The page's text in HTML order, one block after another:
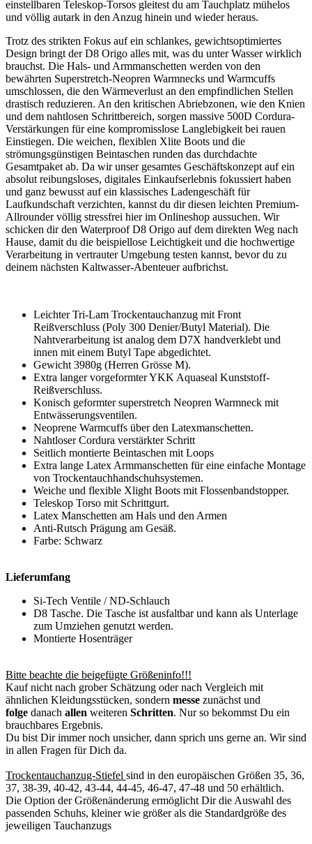
einstellbaren Teleskop-Torsos gleitest du am Tauchplatz mühelos
und völlig autark in den Anzug hinein und wieder heraus.
Trotz des strikten Fokus auf ein schlankes, gewichtsoptimiertes
Design bringt der D8 Origo alles mit, was du unter Wasser wirklich
brauchst. Die Hals- und Armmanschetten werden von den
bewährten Superstretch-Neopren Warmnecks und Warmcuffs
umschlossen, die den Wärmeverlust an den empfindlichen Stellen
drastisch reduzieren. An den kritischen Abriebzonen, wie den Knien
und dem nahtlosen Schrittbereich, sorgen massive 500D Cordura-
Verstärkungen für eine kompromisslose Langlebigkeit bei rauen
Einstiegen. Die weichen, flexiblen Xlite Boots und die
strömungsgünstigen Beintaschen runden das durchdachte
Gesamtpaket ab. Da wir unser gesamtes Geschäftskonzept auf ein
absolut reibungsloses, digitales Einkaufserlebnis fokussiert haben
und ganz bewusst auf ein klassisches Ladengeschäft für
Laufkundschaft verzichten, kannst du dir diesen leichten Premium-
Allrounder völlig stressfrei hier im Onlineshop aussuchen. Wir
schicken dir den Waterproof D8 Origo auf dem direkten Weg nach
Hause, damit du die beispiellose Leichtigkeit und die hochwertige
Verarbeitung in vertrauter Umgebung testen kannst, bevor du zu
deinem nächsten Kaltwasser-Abenteuer aufbrichst.
Leichter Tri-Lam Trockentauchanzug mit Front
Reißverschluss (Poly 300 Denier/Butyl Material). Die
Nahtverarbeitung ist analog dem D7X handverklebt und
innen mit einem Butyl Tape abgedichtet.
Gewicht 3980g (Herren Grösse M).
Extra langer vorgeformter YKK Aquaseal Kunststoff-
Reißverschluss.
Konisch geformter superstretch Neopren Warmneck mit
Entwässerungsventilen.
Neoprene Warmcuffs über den Latexmanschetten.
Nahtloser Cordura verstärkter Schritt
Seitlich montierte Beintaschen mit Loops
Extra lange Latex Armmanschetten für eine einfache Montage
von Trockentauchhandschuhsystemen.
Weiche und flexible Xlight Boots mit Flossenbandstopper.
Teleskop Torso mit Schrittgurt.
Latex Manschetten am Hals und den Armen
Anti-Rutsch Prägung am Gesäß.
Farbe: Schwarz
Lieferumfang
Si-Tech Ventile / ND-Schlauch
D8 Tasche. Die Tasche ist ausfaltbar und kann als Unterlage
zum Umziehen genutzt werden.
Montierte Hosenträger
Bitte beachte die beigefügte Größeninfo!!!
Kauf nicht nach grober Schätzung oder nach Vergleich mit
ähnlichen Kleidungsstücken, sondern messe zunächst und
folge danach allen weiteren Schritten. Nur so bekommst Du ein
brauchbares Ergebnis.
Du bist Dir immer noch unsicher, dann sprich uns gerne an. Wir sind
in allen Fragen für Dich da.
Trockentauchanzug-Stiefel sind in den europäischen Größen 35, 36,
37, 38-39, 40-42, 43-44, 44-45, 46-47, 47-48 und 50 erhältlich.
Die Option der Größenänderung ermöglicht Dir die Auswahl des
passenden Schuhs, kleiner wie größer als die Standardgröße des
jeweiligen Tauchanzugs